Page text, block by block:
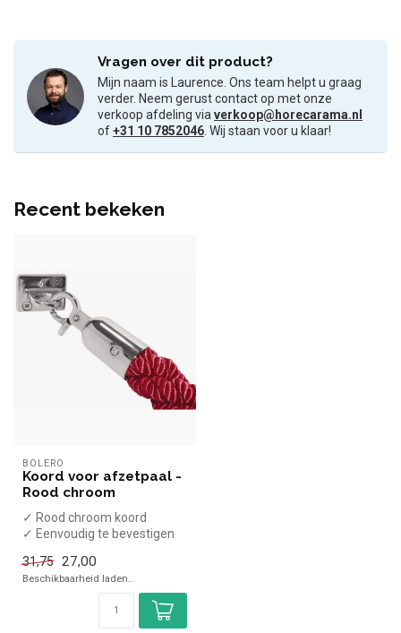
Vragen over dit product?
Mijn naam is Laurence. Ons team helpt u graag
verder. Neem gerust contact op met onze
verkoop afdeling viaverkoop@horecarama.nl
of+31 10 7852046. Wij staan voor u klaar!
Recent bekeken
BOLERO
Koord voor afzetpaal -
Rood chroom
✓ Rood chroom koord
✓ Eenvoudig te bevestigen
31,75 27,00
Beschikbaarheid laden..